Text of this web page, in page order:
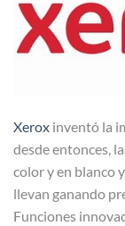
Xerox inventó la
desde entonces,
color y en blanco
llevan ganando
Funciones